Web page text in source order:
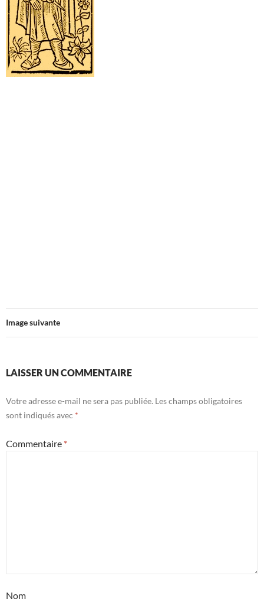
Image suivante
LAISSER UN COMMENTAIRE
Votre adresse e-mail ne sera pas publiée. Les champs obligatoires
sont indiqués avec *
Commentaire *
Nom